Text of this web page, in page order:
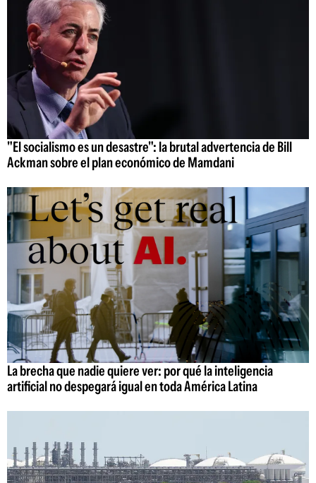
"El socialismo es un desastre": la brutal advertencia de Bill
Ackman sobre el plan económico de Mamdani
La brecha que nadie quiere ver: por qué la inteligencia
artificial no despegará igual en toda América Latina